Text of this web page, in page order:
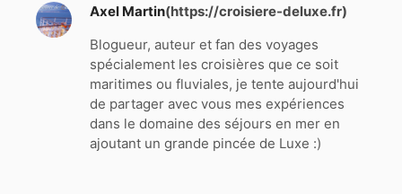
Axel Martin(https://croisiere-deluxe.fr)
Blogueur, auteur et fan des voyages
spécialement les croisières que ce soit
maritimes ou fluviales, je tente aujourd'hui
de partager avec vous mes expériences
dans le domaine des séjours en mer en
ajoutant un grande pincée de Luxe :)